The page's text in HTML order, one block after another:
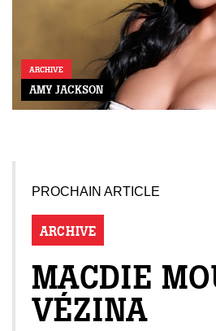
ARCHIVE
AMY JACKSON
PROCHAIN ARTICLE
ARCHIVE
MACDIE
VÉZINA